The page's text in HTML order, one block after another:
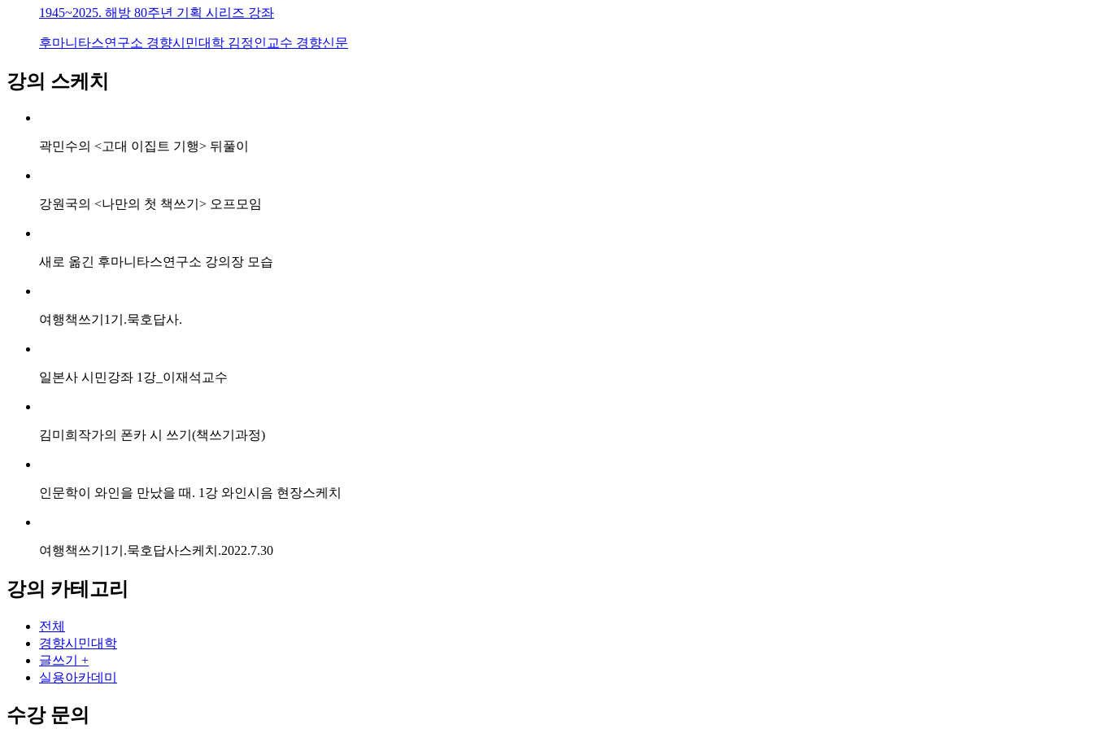
1945~2025. 해방 80주년 기획 시리즈 강좌
후마니타스연구소 경향시민대학 김정인교수 경향신문
강의 스케치
곽민수의 <고대 이집트 기행> 뒤풀이
강원국의 <나만의 첫 책쓰기> 오프모임
새로 옮긴 후마니타스연구소 강의장 모습
여행책쓰기1기.묵호답사.
일본사 시민강좌 1강_이재석교수
김미희작가의 폰카 시 쓰기(책쓰기과정)
인문학이 와인을 만났을 때. 1강 와인시음 현장스케치
여행책쓰기1기.묵호답사스케치.2022.7.30
강의 카테고리
전체
경향시민대학
글쓰기 +
실용아카데미
수강 문의